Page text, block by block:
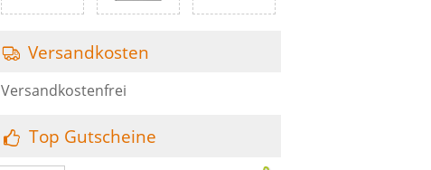
Versandkosten
Versandkostenfrei
Top Gutscheine